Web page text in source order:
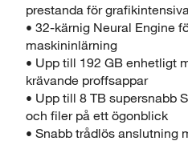
prestanda för
• 32-kärnig Neural Engine
maskininlärning
• Upp till 192 GB enhetligt
krävande proffsappar
• Upp till 8 TB supersnabb
och filer på ett ögonblick
• Snabb trådlös anslutning